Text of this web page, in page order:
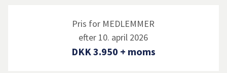
Pris for MEDLEMMER
efter 10. april 2026
DKK 3.950 + moms